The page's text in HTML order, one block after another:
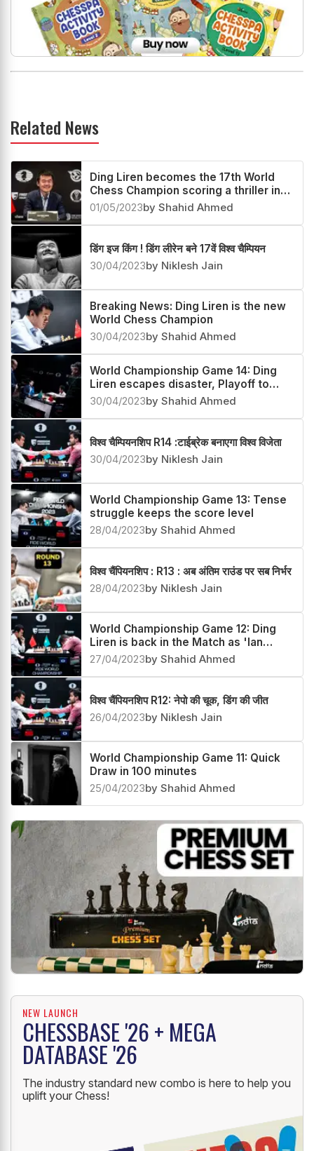
Related News
Ding Liren becomes the 17th World
Chess Champion scoring a thriller in
the Playoff
01/05/2023by Shahid Ahmed
डिंग इज किंग ! डिंग लीरेन बने 17वें विश्व चैम्पियन
30/04/2023by Niklesh Jain
Breaking News: Ding Liren is the new
World Chess Champion
30/04/2023by Shahid Ahmed
World Championship Game 14: Ding
Liren escapes disaster, Playoff to
crown the winner
30/04/2023by Shahid Ahmed
विश्व चैम्पियनशिप R14 :टाईब्रेक बनाएगा विश्व विजेता
30/04/2023by Niklesh Jain
World Championship Game 13: Tense
struggle keeps the score level
28/04/2023by Shahid Ahmed
विश्व चैंपियनशिप : R13 : अब अंतिम राउंड पर सब निर्भर
28/04/2023by Niklesh Jain
World Championship Game 12: Ding
Liren is back in the Match as 'Ian
curse' strikes
27/04/2023by Shahid Ahmed
विश्व चैंपियनशिप R12: नेपो की चूक, डिंग की जीत
26/04/2023by Niklesh Jain
World Championship Game 11: Quick
Draw in 100 minutes
25/04/2023by Shahid Ahmed
NEW LAUNCH
CHESSBASE '26 + MEGA
DATABASE '26
The industry standard new combo is here to help you
uplift your Chess!